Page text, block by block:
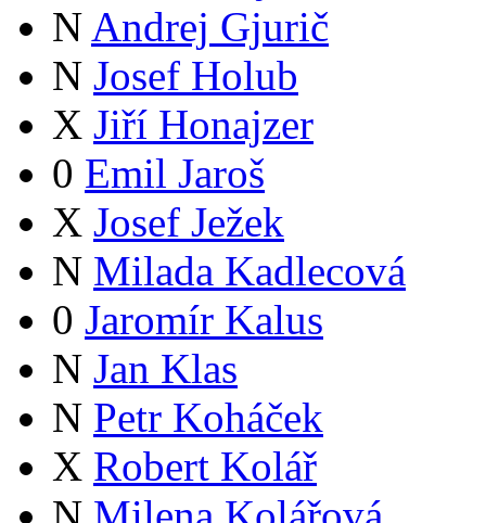
N Andrej Gjurič
N Josef Holub
X Jiří Honajzer
0 Emil Jaroš
X Josef Ježek
N Milada Kadlecová
0 Jaromír Kalus
N Jan Klas
N Petr Koháček
X Robert Kolář